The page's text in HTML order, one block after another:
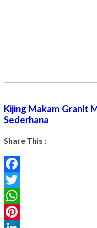
Kijing Makam Granit
Sederhana
Share This :
Facebook
Twitter
WhatsApp